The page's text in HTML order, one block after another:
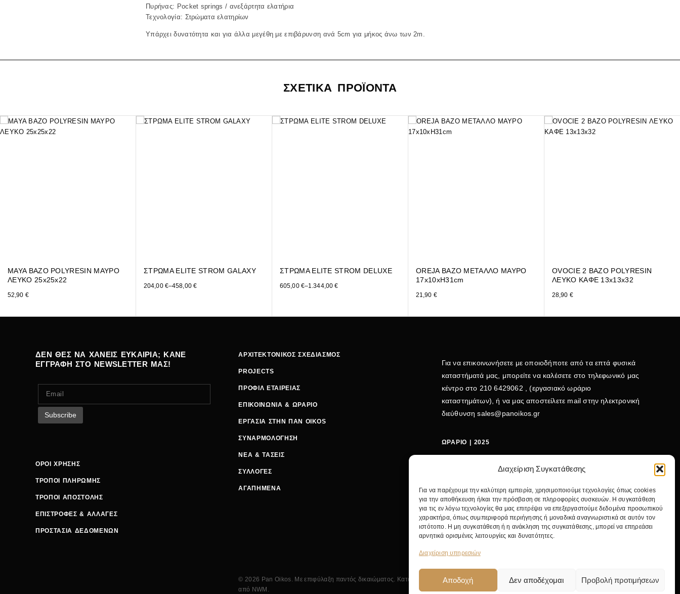
Διαχείριση Συγκατάθεσης
Για να παρέχουμε την καλύτερη εμπειρία, χρησιμοποιούμε τεχνολογίες όπως cookies
για την αποθήκευση ή/και την πρόσβαση σε πληροφορίες συσκευών. Η συγκατάθεση
για τις εν λόγω τεχνολογίες θα μας επιτρέψει να επεξεργαστούμε δεδομένα προσωπικού
χαρακτήρα, όπως συμπεριφορά περιήγησης ή μοναδικά αναγνωριστικά σε αυτόν τον
ιστότοπο. Η μη συγκατάθεση ή η ανάκληση της συγκατάθεσης, μπορεί να επηρεάσει
αρνητικά ορισμένες λειτουργίες και δυνατότητες.
Διαχείριση υπηρεσιών
Αποδοχή Δεν αποδέχομαι Προβολή προτιμήσεων
Πυρήνας: Pocket springs / ανεξάρτητα ελατήρια
Τεχνολογία: Στρώματα ελατηρίων
Υπάρχει δυνατότητα και για άλλα μεγέθη με επιβάρυνση ανά 5cm για μήκος άνω των 2m.
ΣΧΕΤΙΚΑ ΠΡΟΪΟΝΤΑ
MAYA ΒΑΖΟ POLYRESIN ΜΑΥΡΟ
ΛΕΥΚΟ 25x25x22
52,90 €
ΣΤΡΩΜΑ ELITE STROM GALAXY
204,00 €–458,00 €
ΣΤΡΩΜΑ ELITE STROM DELUXE
605,00 €–1.344,00€
OREJA ΒΑΖΟ ΜΕΤΑΛΛΟ ΜΑΥΡΟ
17x10xH31cm
21,90 €
OVOCIE 2 ΒΑΖΟ POLYRESIN
ΛΕΥΚΟ ΚΑΦΕ 13x13x32
28,90 €
ΔΕΝ ΘΕΣ ΝΑ ΧΑΝΕΙΣ ΕΥΚΑΙΡΙΑ; ΚΑΝΕ
ΕΓΓΡΑΦΗ ΣΤΟ NEWSLETTER ΜΑΣ!
ΟΡΟΙ ΧΡΗΣΗΣ
ΤΡΟΠΟΙ ΠΛΗΡΩΜΗΣ
ΤΡΟΠΟΙ ΑΠΟΣΤΟΛΗΣ
ΕΠΙΣΤΡΟΦΕΣ & ΑΛΛΑΓΕΣ
ΠΡΟΣΤΑΣΙΑ ΔΕΔΟΜΕΝΩΝ
ΑΡΧΙΤΕΚΤΟΝΙΚΟΣ ΣΧΕΔΙΑΣΜΟΣ
PROJECTS
ΠΡΟΦΙΛ ΕΤΑΙΡΕΙΑΣ
ΕΠΙΚΟΙΝΩΝΙΑ & ΩΡΑΡΙΟ
ΕΡΓΑΣΙΑ ΣΤΗΝ ΠΑΝ OIKOS
ΣΥΝΑΡΜΟΛΟΓΗΣΗ
ΝΕΑ & ΤΑΣΕΙΣ
ΣΥΛΛΟΓΕΣ
ΑΓΑΠΗΜΕΝΑ
Για να επικοινωνήσετε με οποιοδήποτε από τα επτά φυσικά
καταστήματά μας, μπορείτε να καλέσετε στο τηλεφωνικό μας
κέντρο στο 210 6429062 , (εργασιακό ωράριο
καταστημάτων), ή να μας αποστείλετε mail στην ηλεκτρονική
διεύθυνσηsales@panoikos.gr
ΩΡΑΡΙΟ | 2025
ΣΑΒΒΑΤΟ: 09:00-15:00
ΤΗΛΕΦΩΝΟ: +30 210 642 9062
EMAIL: SALES@PANOIKOS.GR
ΚΕΝΤΡΙΚΟ ΚΑΤΑΣΤΗΜΑ: ΝΙΚ. ΓΚΥΖΗ 24, 11475 ΑΘΗΝΑ
© 2026 Pan Oikos. Με επιφύλαξη παντός δικαιώματος. Κατασκευή
από NWM .